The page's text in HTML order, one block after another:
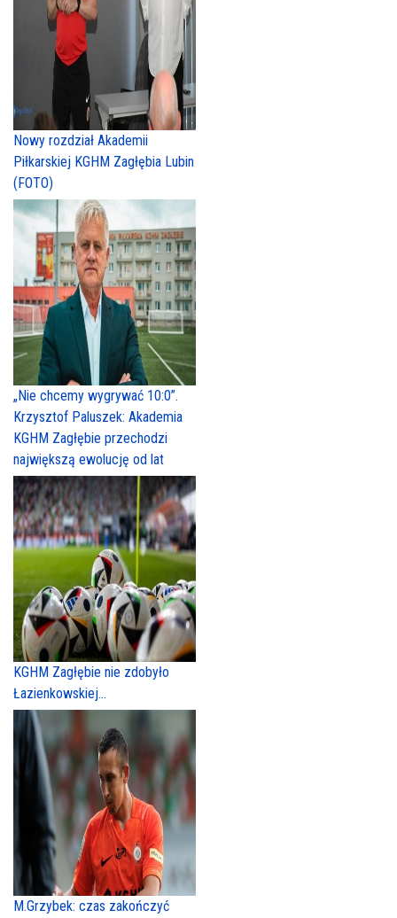
Nowy rozdział Akademii
Piłkarskiej KGHM Zagłębia Lubin
(FOTO)
„Nie chcemy wygrywać 10:0”.
Krzysztof Paluszek: Akademia
KGHM Zagłębie przechodzi
największą ewolucję od lat
KGHM Zagłębie nie zdobyło
Łazienkowskiej...
M.Grzybek: czas zakończyć